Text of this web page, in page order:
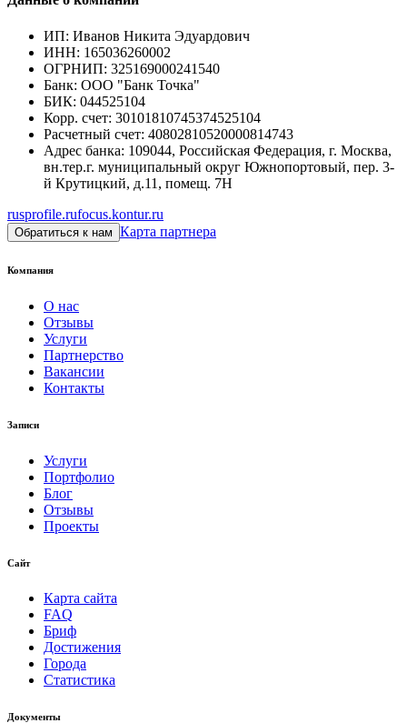
ИП: Иванов Никита Эдуардович
ИНН: 165036260002
ОГРНИП: 325169000241540
Банк: ООО "Банк Точка"
БИК: 044525104
Корр. счет: 30101810745374525104
Расчетный счет: 40802810520000814743
Адрес банка: 109044, Российская Федерация, г. Москва,
вн.тер.г. муниципальный округ Южнопортовый, пер. 3-
й Крутицкий, д.11, помещ. 7Н
rusprofile.rufocus.kontur.ru
Обратиться к нам Карта партнера
Компания
О нас
Отзывы
Услуги
Партнерство
Вакансии
Контакты
Записи
Услуги
Портфолио
Блог
Отзывы
Проекты
Сайт
Карта сайта
FAQ
Бриф
Достижения
Города
Статистика
Документы